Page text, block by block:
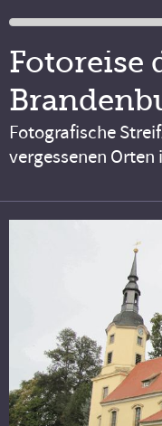
Fotoreise
Fotografische
vergessenen